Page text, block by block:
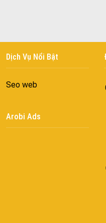
Dịch Vụ Nổi Bật
Seo web
Arobi Ads